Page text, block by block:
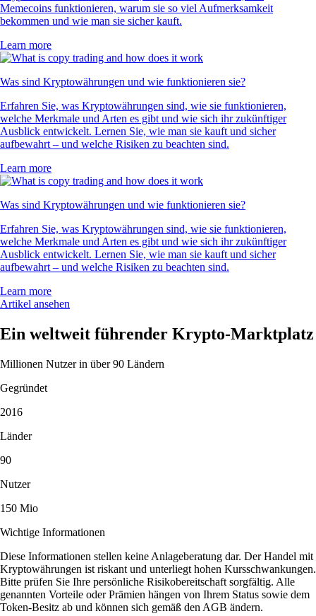
Memecoins funktionieren, warum sie so viel Aufmerksamkeit
bekommen und wie man sie sicher kauft.
Learn more
Was sind Kryptowährungen und wie funktionieren sie?
Erfahren Sie, was Kryptowährungen sind, wie sie funktionieren,
welche Merkmale und Arten es gibt und wie sich ihr zukünftiger
Ausblick entwickelt. Lernen Sie, wie man sie kauft und sicher
aufbewahrt – und welche Risiken zu beachten sind.
Learn more
Was sind Kryptowährungen und wie funktionieren sie?
Erfahren Sie, was Kryptowährungen sind, wie sie funktionieren,
welche Merkmale und Arten es gibt und wie sich ihr zukünftiger
Ausblick entwickelt. Lernen Sie, wie man sie kauft und sicher
aufbewahrt – und welche Risiken zu beachten sind.
Learn more
Artikel ansehen
Ein weltweit führender Krypto-Marktplatz
Millionen Nutzer in über 90 Ländern
Gegründet
2016
Länder
90
Nutzer
150 Mio
Wichtige Informationen
Diese Informationen stellen keine Anlageberatung dar. Der Handel mit
Kryptowährungen ist riskant und unterliegt hohen Kursschwankungen.
Bitte prüfen Sie Ihre persönliche Risikobereitschaft sorgfältig. Alle
genannten Vorteile oder Prämien hängen von Ihrem Status sowie dem
Token-Besitz ab und können sich gemäß den AGB ändern.